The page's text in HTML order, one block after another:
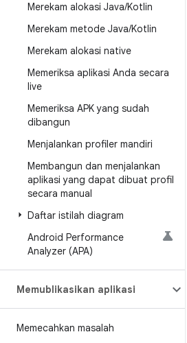
Merekam alokasi Java/Kotlin
Merekam metode Java/Kotlin
Merekam alokasi native
Memeriksa aplikasi Anda secara
live
Memeriksa APK yang sudah
dibangun
Menjalankan profiler mandiri
Membangun dan menjalankan
aplikasi yang dapat dibuat profil
secara manual
Daftar istilah diagram
Android Performance
Analyzer (APA)
Memublikasikan aplikasi
Memecahkan masalah